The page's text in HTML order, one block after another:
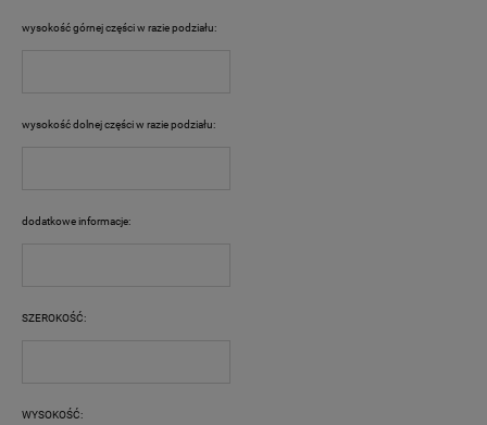
wysokość górnej części w razie podziału:
wysokość dolnej części w razie podziału:
dodatkowe informacje:
SZEROKOŚĆ:
WYSOKOŚĆ: